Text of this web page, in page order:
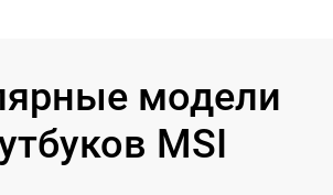
модели
MSI